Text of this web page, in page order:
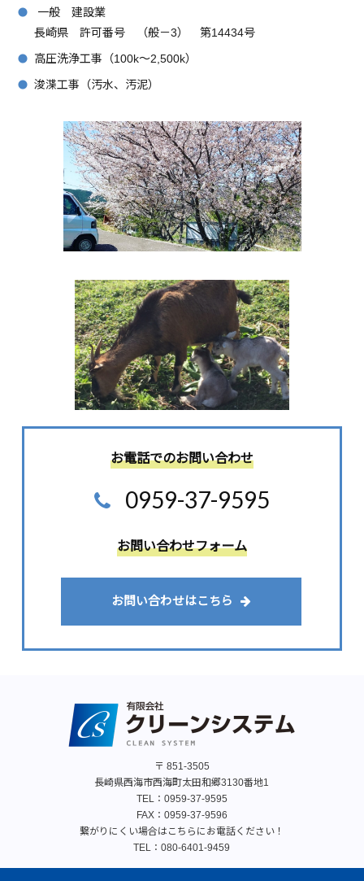
一般 建設業
長崎県 許可番号 （般－3） 第14434号
高圧洗浄工事（100k～2,500k）
浚渫工事（汚水、汚泥）
お電話でのお問い合わせ
0959-37-9595
お問い合わせフォーム
お問い合わせはこちら
〒 851-3505
長崎県西海市西海町太田和郷3130番地1
TEL： 0959-37-9595
FAX：0959-37-9596
繋がりにくい場合はこちらにお電話ください！
TEL：080-6401-9459